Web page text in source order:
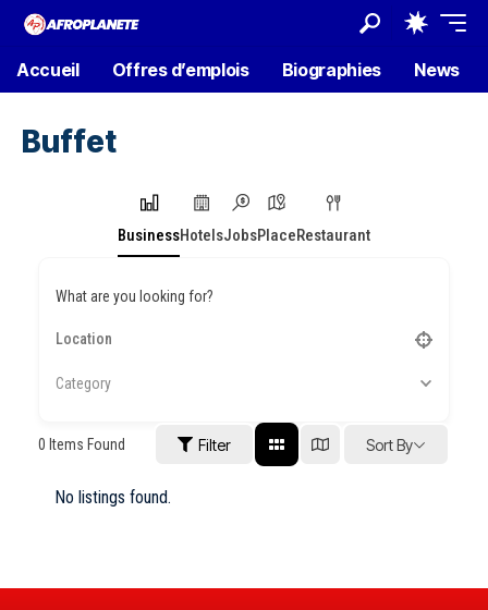
Accueil Offres d’emplois Biographies News
Buffet
BusinessHotelsJobsPlaceRestaurant
What are you looking for?
Category
0 Items Found Filter Sort By
No listings found.